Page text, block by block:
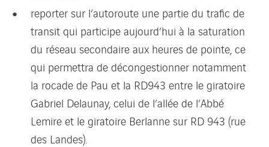
reporter sur l’autoroute une partie du trafic de
transit qui participe aujourd’hui à la saturation
du réseau secondaire aux heures de pointe, ce
qui permettra de décongestionner notamment
la rocade de Pau et la RD943 entre le giratoire
Gabriel Delaunay, celui de l’allée de l’Abbé
Lemire et le giratoire Berlanne sur RD 943 (rue
des Landes).